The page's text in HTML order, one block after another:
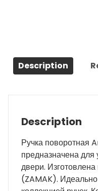
Description
Description
Ручка поворотная
предназначена
двери.
(ZAMAK). Идеально